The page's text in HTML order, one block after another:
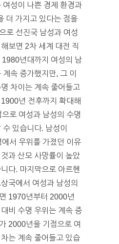
여성이 나쁜 경제 환경과
더 가지고 있다는 점을
로 선진국 남성과 여성
보면 2차 세계 대전 직
년대까지 여성의 남
속 증가했지만, 그 이
차이는 계속 줄어들고
년 전후까지 확대해
로 여성과 남성의 수명
있습니다. 남성이
서 우위를 가졌던 이유
과 산모 사망률이 높았
다. 마지막으로 아르헨
국에서 여성과 남성의
1970년부터 2000년
비 수명 우위는 계속 증
2000년을 기점으로 여
는 계속 줄어들고 있습